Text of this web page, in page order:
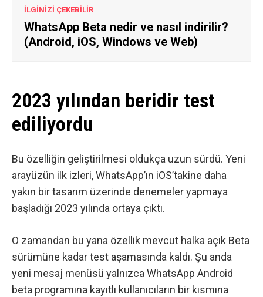
İLGİNİZİ ÇEKEBİLİR
WhatsApp Beta nedir ve nasıl indirilir?
(Android, iOS, Windows ve Web)
2023 yılından beridir test
ediliyordu
Bu özelliğin geliştirilmesi oldukça uzun sürdü. Yeni
arayüzün ilk izleri, WhatsApp’ın iOS’takine daha
yakın bir tasarım üzerinde denemeler yapmaya
başladığı 2023 yılında ortaya çıktı.
O zamandan bu yana özellik mevcut halka açık Beta
sürümüne kadar test aşamasında kaldı. Şu anda
yeni mesaj menüsü yalnızca WhatsApp Android
beta programına kayıtlı kullanıcıların bir kısmına